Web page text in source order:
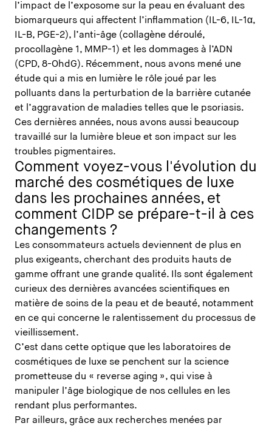
l’impact de l’exposome sur la peau en évaluant des
biomarqueurs qui affectent l’inflammation (IL-6, IL-1α,
IL-B, PGE-2), l’anti-âge (collagène déroulé,
procollagène 1, MMP-1) et les dommages à l’ADN
(CPD, 8-OhdG). Récemment, nous avons mené une
étude qui a mis en lumière le rôle joué par les
polluants dans la perturbation de la barrière cutanée
et l’aggravation de maladies telles que le psoriasis.
Ces dernières années, nous avons aussi beaucoup
travaillé sur la lumière bleue et son impact sur les
troubles pigmentaires.
Comment voyez-vous l'évolution du
marché des cosmétiques de luxe
dans les prochaines années, et
comment CIDP se prépare-t-il à ces
changements ?
Les consommateurs actuels deviennent de plus en
plus exigeants, cherchant des produits hauts de
gamme offrant une grande qualité. Ils sont également
curieux des dernières avancées scientifiques en
matière de soins de la peau et de beauté, notamment
en ce qui concerne le ralentissement du processus de
vieillissement.
C’est dans cette optique que les laboratoires de
cosmétiques de luxe se penchent sur la science
prometteuse du « reverse aging », qui vise à
manipuler l’âge biologique de nos cellules en les
rendant plus performantes.
Par ailleurs, grâce aux recherches menées par